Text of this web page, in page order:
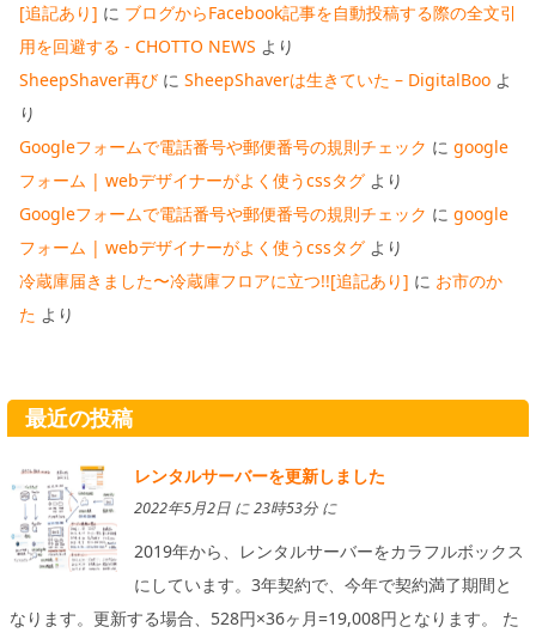
[追記あり] に ブログからFacebook記事を自動投稿する際の全文引
用を回避する - CHOTTO NEWS より
SheepShaver再び に SheepShaverは生きていた – DigitalBoo よ
り
Googleフォームで電話番号や郵便番号の規則チェック に google
フォーム | webデザイナーがよく使うcssタグ より
Googleフォームで電話番号や郵便番号の規則チェック に google
フォーム | webデザイナーがよく使うcssタグ より
冷蔵庫届きました〜冷蔵庫フロアに立つ!![追記あり] に お市のか
た より
最近の投稿
レンタルサーバーを更新しました
2022年5月2日 に 23時53分 に
2019年から、レンタルサーバーをカラフルボックス
にしています。3年契約で、今年で契約満了期間と
なります。更新する場合、528円×36ヶ月=19,008円となります。 た